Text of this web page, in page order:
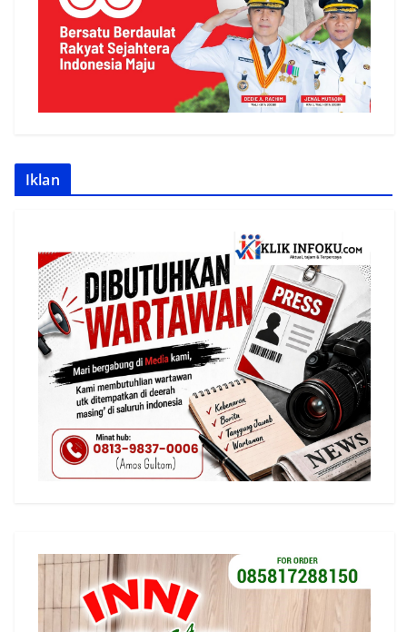
Iklan